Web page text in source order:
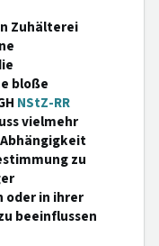
Zuhälterei
bloße
NStZ-RR
vielmehr
zu
oder in ihrer
beeinflussen